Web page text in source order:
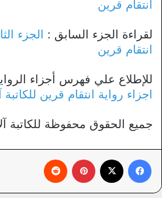
انتقام قرين
لقراءة الجزء السابق : الجزء
انتقام قرين
للإطلاع علي فهرس أجزاء
اجزاء رواية انتقام قرين للكاتبة
جميع الحقوق محفوظة للكاتبة